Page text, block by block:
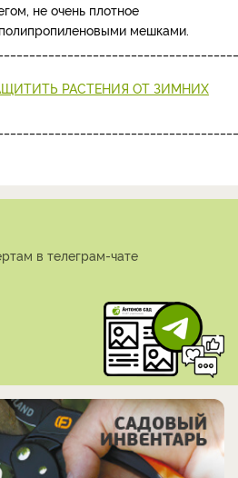
не очень плотное
мешками.
РАСТЕНИЯ ОТ ЗИМНИХ
в телеграм-чате